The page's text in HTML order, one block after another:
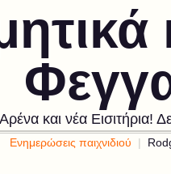
και νέα Εισιτήρια!
Ενημερώσεις παιχνιδιού